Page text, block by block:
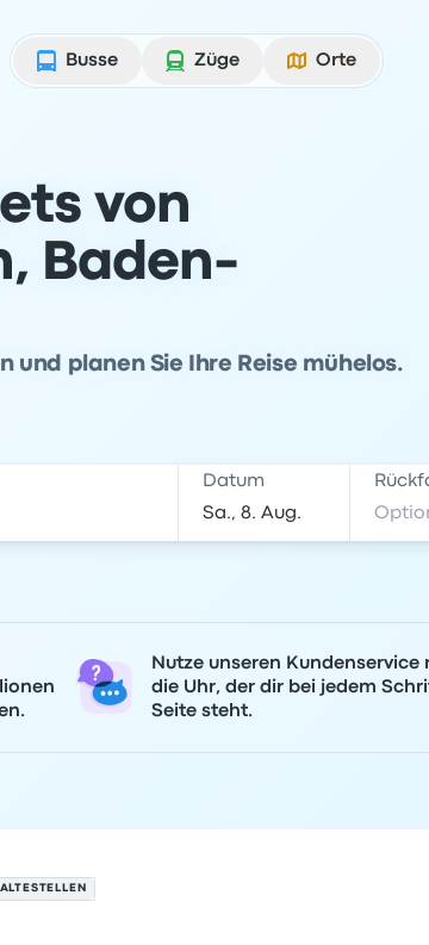
Busse
Züge Orte
von
Baden-
und planen Sie Ihre Reise mühelos.
Datum
Nutze unseren Kundenservice
die Uhr, der dir bei jedem
Seite steht.